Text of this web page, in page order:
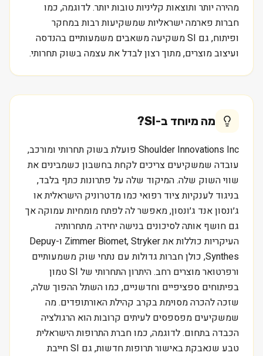
מהירה יותר ותוצאות קליניות טובות יותר. לדוגמה, כמו
חברות פארמה ישראליות שמשקיעות רבות במחקר
ופיתוח, גם SI משקיעה משאבים משמעותיים בהנדסה
ועיצוב מוצרים, מתוך רצון לבדל את עצמה בשוק תחרותי.
מה מיוחד ב-SI
?
Shoulder Innovations Inc פועלת בשוק תחרותי ומורכב,
עובדה שמשקיעים צריכים לקחת בחשבון כשמבינים את
שווי השוק שלה. המיקוד שלה על פתרונות כתף בלבד,
בניגוד לענקיות ציוד רפואי כמו מדטרוניק הישראלית או
ג׳ונסון אנד ג׳ונסון, מאפשר לה לפתח מומחיות עמוקה אך
גם חושף אותה לסיכונים בנישה יחידה. מתחרותיה
העיקריות כוללות את Zimmer Biomet, Stryker ו-Depuy
Synthes, כולן חברות גדולות עם נתחי שוק משמעותיים
ורפרטואר מוצרים רחב. היתרון התחרותי של SI טמון
בפיתוחים ספציפיים וחדשניים, כמו השתל ההפוך שלה,
שזכה להכרה מסוימת בקרב קהילת האורתופדים. מה
שמשקיעים מפספסים לעיתים קרובות הוא הרגולציה
הכבדה בתחום. לדוגמה, כמו חברת התרופות הישראלית
טבע שנאבקת באישור תרופות חדשות, גם SI חייבת